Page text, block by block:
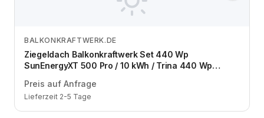
Zum Angebot
BALKONKRAFTWERK.DE
Ziegeldach Balkonkraftwerk Set 440 Wp
SunEnergyXT 500 Pro / 10 kWh / Trina 440 Wp
Preis auf Anfrage
Lieferzeit 2-5 Tage